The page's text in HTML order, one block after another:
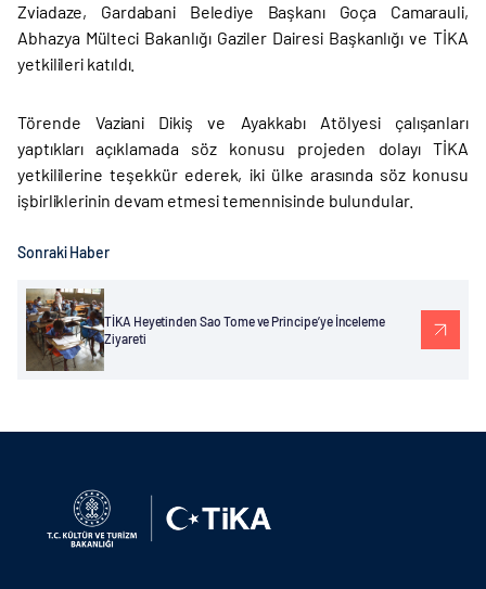
Zviadaze, Gardabani Belediye Başkanı Goça Camarauli,
Abhazya Mülteci Bakanlığı Gaziler Dairesi Başkanlığı ve TİKA
yetkilileri katıldı.
Törende Vaziani Dikiş ve Ayakkabı Atölyesi çalışanları
yaptıkları açıklamada söz konusu projeden dolayı TİKA
yetkililerine teşekkür ederek, iki ülke arasında söz konusu
işbirliklerinin devam etmesi temennisinde bulundular.
Sonraki Haber
TİKA Heyetinden Sao Tome ve Principe’ye İnceleme
Ziyareti